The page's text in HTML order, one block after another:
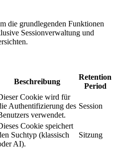
die grundlegenden Funktionen
Sessionverwaltung und
Beschreibung
Retention
Period
Cookie wird für
Authentifizierung des
verwendet.
Session
Cookie speichert
Suchtyp (klassisch
AI).
Sitzung